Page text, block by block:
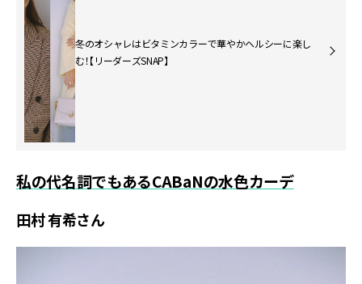
冬のオシャレはビタミンカラーで華やかヘルシーに楽し
む！【リーダーズSNAP】
私の代名詞でもあるCABaNの水色カーデ
田村 有希さん